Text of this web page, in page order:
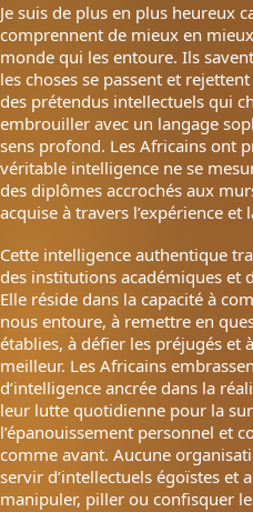
Je suis de plus en plus heureux
comprennent de mieux en
monde qui les entoure. Ils
les choses se passent et
des prétendus intellectuels qui
embrouiller avec un langage
sens profond. Les Africains ont
véritable intelligence ne se
des diplômes accrochés aux
acquise à travers l’expérience
Cette intelligence authentique
des institutions académiques et
Elle réside dans la capacité à
nous entoure, à remettre en
établies, à défier les préjugés
meilleur. Les Africains
d’intelligence ancrée dans la
leur lutte quotidienne pour la
l’épanouissement personnel et
comme avant. Aucune
servir d’intellectuels égoïstes et
manipuler, piller ou confisquer